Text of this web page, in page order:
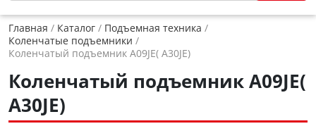
Главная Каталог
Подъемная техника
Коленчатые подъемники
Коленчатый подъемник A09JE( A30JE)
Коленчатый подъемник A09JE(
A30JE)